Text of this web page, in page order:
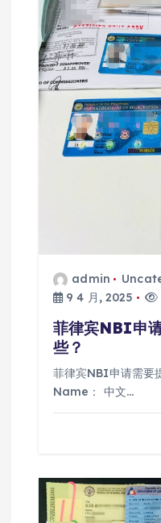
admin
9 4 月, 2025
菲律宾NBI申
些？
菲律宾NBI申请需要
Name： 中文…